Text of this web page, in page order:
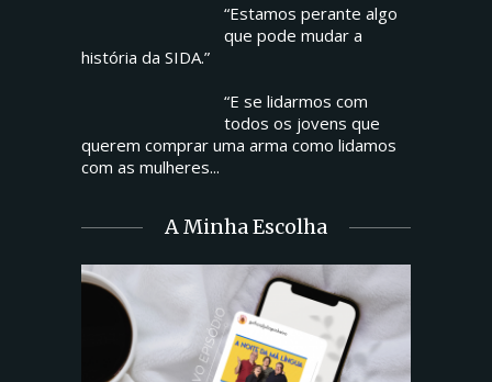
“Estamos perante algo
que pode mudar a
história da SIDA.”
“E se lidarmos com
todos os jovens que
querem comprar uma arma como lidamos
com as mulheres...
A Minha Escolha